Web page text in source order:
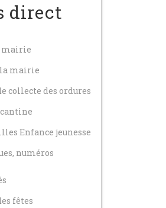
17 juillet 2026
direct
mairie
mairie
collecte des ordures
Enfance jeunesse
numéros
fêtes